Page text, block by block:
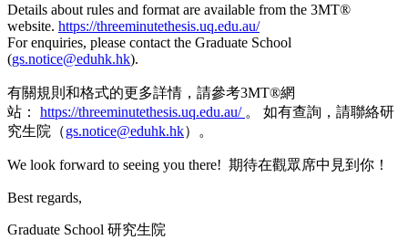
Details about rules and format are available from the 3MT®
website. https://threeminutethesis.uq.edu.au/
For enquiries, please contact the Graduate School
(gs.notice@eduhk.hk).
有關規則和格式的更多詳情，請參考3MT®網
站： https://threeminutethesis.uq.edu.au/ 。 如有查詢，請聯絡研
究生院（gs.notice@eduhk.hk）。
We look forward to seeing you there! 期待在觀眾席中見到你！
Best regards,
Graduate School 研究生院